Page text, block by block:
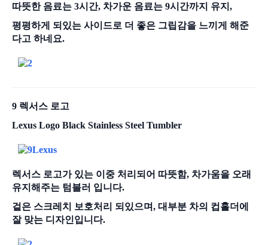
따뜻한 음료는 3시간, 차가운 음료는 9시간까지 유지,
평평하게 되있는 사이드로 더 좋은 그립감을 느끼게 해준
다고 하네요.
9 렉서스 로고
Lexus Logo Black Stainless Steel Tumbler
렉서스 로고가 있는 이중 처리되어 따뜻함, 차가움을 오래
유지해주는 텀블러 입니다.
겉은 스크레치 보호처리 되있으며, 대부분 차의 컵홀더에
잘 맞는 디자인입니다.